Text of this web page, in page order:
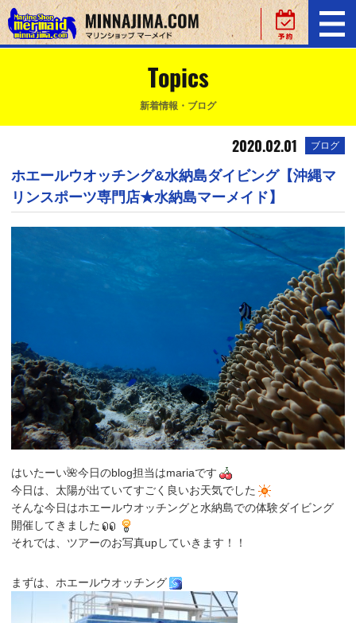
Topics
新着情報・ブログ
2020.02.01 ブログ
ホエールウオッチング&水納島ダイビング【沖縄マ
リンスポーツ専門店★水納島マーメイド】
はいたーい🌺今日のblog担当はmariaです
今日は、太陽が出ていてすごく良いお天気でした
そんな今日はホエールウオッチングと水納島での体験ダイビング
開催してきました
それでは、ツアーのお写真upしていきます！！
まずは、ホエールウオッチング